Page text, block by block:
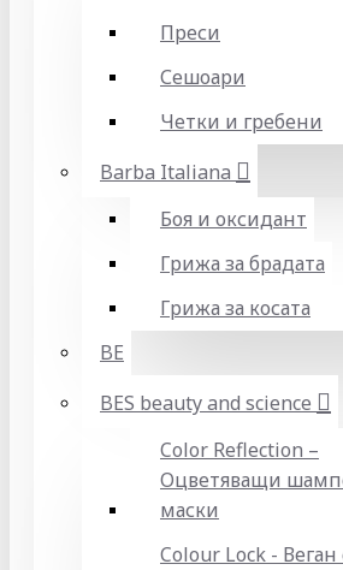
Преси
Сешоари
Четки и гребени
Barba Italiana
Боя и оксидант
Грижа за брадата
Грижа за косата
BE
BES beauty and science
Color Reflection –
Оцветяващи
маски
Colour Lock - Веган